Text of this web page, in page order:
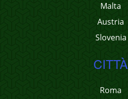
Malta
Austria
Slovenia
CITTÀ
Roma